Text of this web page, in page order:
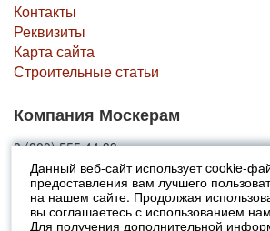
Данный веб-сайт использует cookie-
предоставления вам лучшего
на нашем сайте. Продолжая
вы соглашаетесь с использованием
Для получения дополнительной
Контакты
Реквизиты
Карта сайта
Строительные статьи
Компания Москерам
8 (800) 555 44 33
© 2010-2026 Москерам
Указанные на сайте цены не являются
РФ).